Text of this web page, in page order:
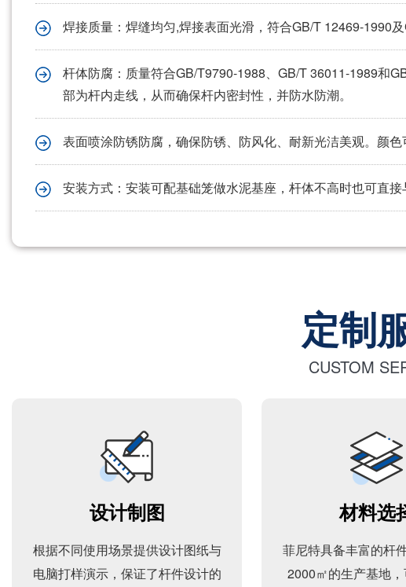
焊接质量：焊缝均匀,焊接表面光滑，符合GB/T 12469-1990及
杆体防腐：质量符合GB/T9790-1988、GB/T 36011-1989和
部为杆内走线，从而确保杆内密封性，并防水防潮。
表面喷涂防锈防腐，确保防锈、防风化、耐新光洁美观。颜色
安装方式：安装可配基础笼做水泥基座，杆体不高时也可直接
定制
CUSTOM
设计制图
根据不同使用场景提供设计图纸与
电脑打样演示，保证了杆件设计的
材料选
菲尼特具备丰富的杆
2000㎡的生产基地